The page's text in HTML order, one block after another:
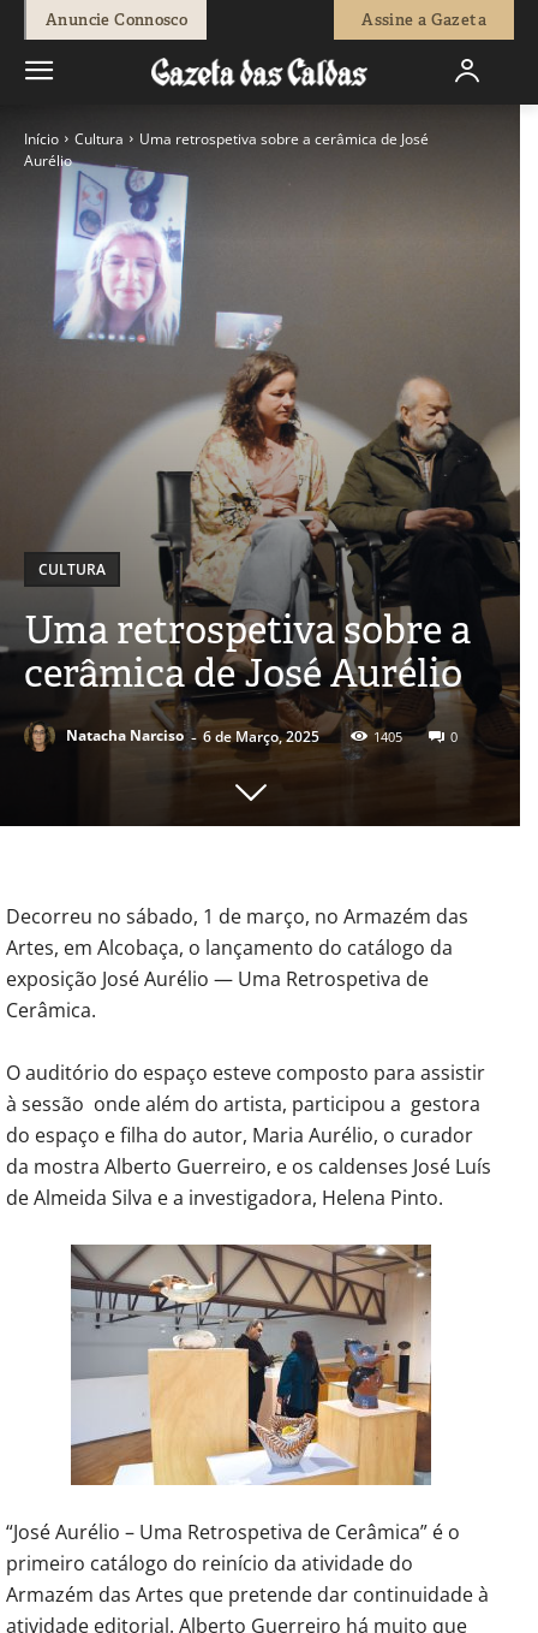
Anuncie Connosco Assine a Gazeta
Início Cultura
Uma retrospetiva sobre a cerâmica de José
Aurélio
CULTURA
Uma retrospetiva sobre a
cerâmica de José Aurélio
Natacha Narciso - 6 de Março, 2025 1405 0
Decorreu no sábado, 1 de março, no Armazém das
Artes, em Alcobaça, o lançamento do catálogo da
exposição José Aurélio — Uma Retrospetiva de
Cerâmica.
O auditório do espaço esteve composto para assistir
à sessão onde além do artista, participou a gestora
do espaço e filha do autor, Maria Aurélio, o curador
da mostra Alberto Guerreiro, e os caldenses José Luís
de Almeida Silva e a investigadora, Helena Pinto.
“José Aurélio – Uma Retrospetiva de Cerâmica” é o
primeiro catálogo do reinício da atividade do
Armazém das Artes que pretende dar continuidade à
atividade editorial. Alberto Guerreiro há muito que